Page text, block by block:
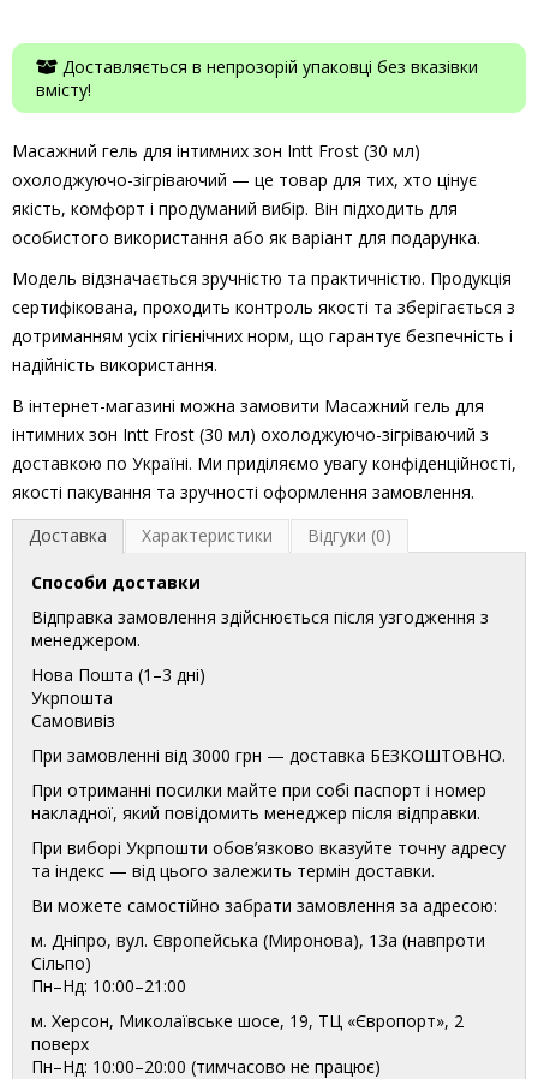
Доставляється в непрозорій упаковці без вказівки
вмісту!
Масажний гель для інтимних зон Intt Frost (30 мл)
охолоджуючо-зігріваючий — це товар для тих, хто цінує
якість, комфорт і продуманий вибір. Він підходить для
особистого використання або як варіант для подарунка.
Модель відзначається зручністю та практичністю. Продукція
сертифікована, проходить контроль якості та зберігається з
дотриманням усіх гігієнічних норм, що гарантує безпечність і
надійність використання.
В інтернет-магазині можна замовити Масажний гель для
інтимних зон Intt Frost (30 мл) охолоджуючо-зігріваючий з
доставкою по Україні. Ми приділяємо увагу конфіденційності,
якості пакування та зручності оформлення замовлення.
Доставка
Характеристики Відгуки (0)
Способи доставки
Відправка замовлення здійснюється після узгодження з
менеджером.
Нова Пошта (1–3 дні)
Укрпошта
Самовивіз
При замовленні від 3000 грн — доставка БЕЗКОШТОВНО.
При отриманні посилки майте при собі паспорт і номер
накладної, який повідомить менеджер після відправки.
При виборі Укрпошти обов’язково вказуйте точну адресу
та індекс — від цього залежить термін доставки.
Ви можете самостійно забрати замовлення за адресою:
м. Дніпро, вул. Європейська (Миронова), 13а (навпроти
Сільпо)
Пн–Нд: 10:00–21:00
м. Херсон, Миколаївське шосе, 19, ТЦ «Європорт», 2
поверх
Пн–Нд: 10:00–20:00 (тимчасово не працює)